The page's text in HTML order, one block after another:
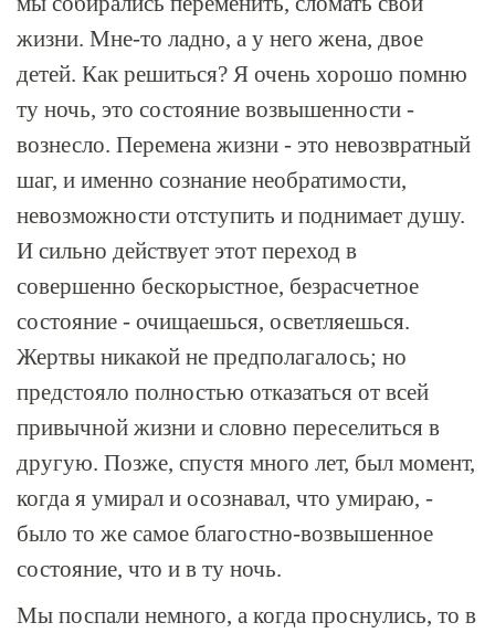
жизни. Мне-то ладно, а у него жена, двое
детей. Как решиться? Я очень хорошо помню
ту ночь, это состояние возвышенности -
вознесло. Перемена жизни - это невозвратный
шаг, и именно сознание необратимости,
невозможности отступить и поднимает душу.
И сильно действует этот переход в
совершенно бескорыстное, безрасчетное
состояние - очищаешься, осветляешься.
Жертвы никакой не предполагалось; но
предстояло полностью отказаться от всей
привычной жизни и словно переселиться в
другую. Позже, спустя много лет, был момент,
когда я умирал и осознавал, что умираю, -
было то же самое благостно-возвышенное
состояние, что и в ту ночь.
Мы поспали немного, а когда проснулись, то в